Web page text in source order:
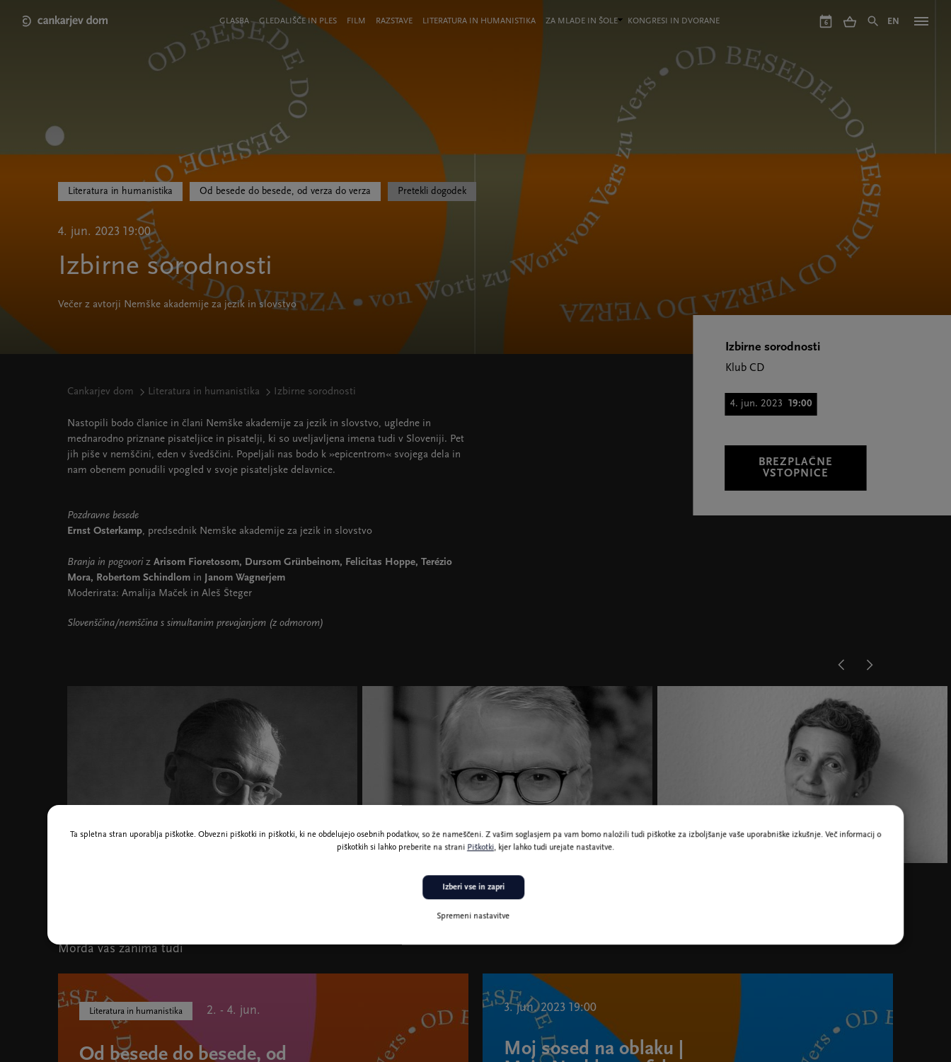
main
Meni
v
glavi
GLASBA GLEDALIŠČE IN PLES FILM RAZSTAVE LITERATURA IN HUMANISTIKA ZA MLADE IN ŠOLE KONGRESI IN DVORANE 6 EN
Literatura in humanistika Od besede do besede, od verza do verza Pretekli dogodek
4. jun. 2023 19:00
Izbirne sorodnosti
Večer z avtorji Nemške akademije za jezik in slovstvo
Cankarjev dom Literatura in humanistika Izbirne sorodnosti
Nastopili bodo članice in člani Nemške akademije za jezik in slovstvo, ugledne in
mednarodno priznane pisateljice in pisatelji, ki so uveljavljena imena tudi v Sloveniji. Pet
jih piše v nemščini, eden v švedščini. Popeljali nas bodo k »epicentrom« svojega dela in
nam obenem ponudili vpogled v svoje pisateljske delavnice.
Pozdravne besede
Ernst Osterkamp, predsednik Nemške akademije za jezik in slovstvo
Branja in pogovori z Arisom Fioretosom, Dursom Grünbeinom, Felicitas Hoppe, Terézio
Mora, Robertom Schindlom in
Janom Wagnerjem
Moderirata: Amalija Maček in Aleš Šteger
Slovenščina/nemščina s simultanim prevajanjem (z odmorom)
Izbirne sorodnosti
Klub CD
4. jun. 2023 19:00
BREZPLAČNE
VSTOPNICE
Durs Grünbein, foto Stephan Röhl
Morda vas zanima tudi
Literatura in humanistika 2. - 4. jun.
Od besede do besede, od
3. jun. 2023 19:00
Moj sosed na oblaku |
Ta spletna stran uporablja piškotke. Obvezni piškotki in piškotki, ki ne obdelujejo osebnih podatkov, so že nameščeni. Z vašim soglasjem pa vam bomo naložili tudi piškotke za izboljšanje vaše uporabniške izkušnje. Več informacij o
piškotkih si lahko preberite na strani Piškotki, kjer lahko tudi urejate nastavitve.
Spremeni nastavitve
Izberi vse in zapri